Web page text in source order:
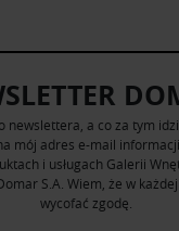
newslettera, a co za tym
mój adres e-mail
i usługach Galerii
S.A. Wiem, że w
wycofać zgodę.